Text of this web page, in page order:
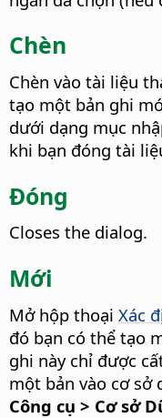
Chèn
Chèn vào tài liệu
tạo một bản ghi
dưới dạng mục
khi bạn đóng tài
Đóng
Closes the dialog.
Mới
Mở hộp thoại Xác
đó bạn có thể tạo
ghi này chỉ được
một bản vào cơ sở
Công cụ > Cơ sở